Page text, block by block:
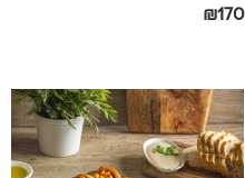
₪170